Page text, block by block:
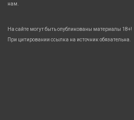
нам.
На сайте могут быть опубликованы материалы 18+!
При цитировании ссылка на источник обязательна.